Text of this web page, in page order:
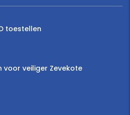
toestellen
veiliger Zevekote